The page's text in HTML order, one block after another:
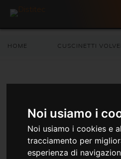
Noi usiamo i
Noi usiamo i cookies e
tracciamento per
esperienza di
HOME CUSCINETTI